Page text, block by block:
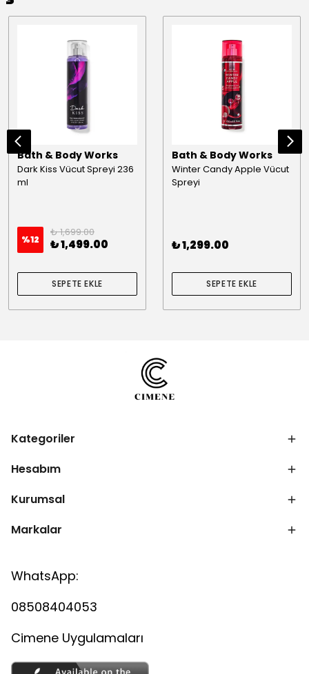
Bath & Body Works
Dark Kiss Vücut Spreyi 236
ml
%12
₺ 1,699.00
₺ 1,499.00
SEPETE EKLE
Bath & Body Works
Winter Candy Apple Vücut
Spreyi
₺ 1,299.00
SEPETE EKLE
Kategoriler
Hesabım
Kurumsal
Markalar
WhatsApp:
08508404053
Cimene Uygulamaları